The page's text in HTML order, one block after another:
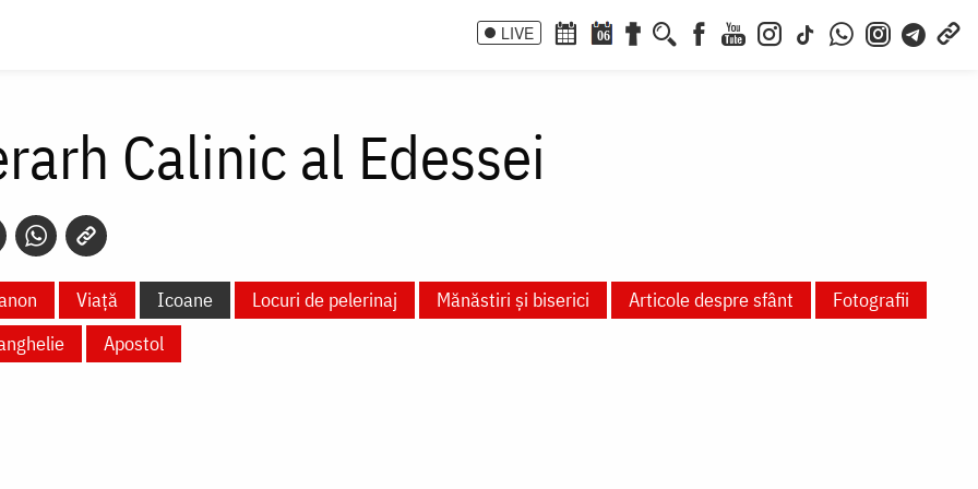
LIVE 06
Calinic al Edessei
Viață Icoane Locuri de pelerinaj Mănăstiri și biserici Articole despre sfânt
Fotografii
Apostol